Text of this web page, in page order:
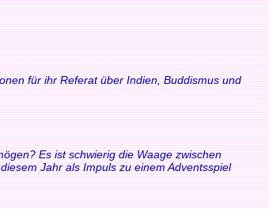
für ihr Referat über Indien, Buddismus und
Es ist schwierig die Waage zwischen
Jahr als Impuls zu einem Adventsspiel